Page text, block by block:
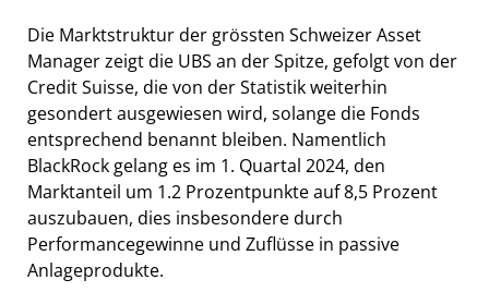
Die Marktstruktur der grössten Schweizer Asset
Manager zeigt die UBS an der Spitze, gefolgt von der
Credit Suisse, die von der Statistik weiterhin
gesondert ausgewiesen wird, solange die Fonds
entsprechend benannt bleiben. Namentlich
BlackRock gelang es im 1. Quartal 2024, den
Marktanteil um 1.2 Prozentpunkte auf 8,5 Prozent
auszubauen, dies insbesondere durch
Performancegewinne und Zuflüsse in passive
Anlageprodukte.